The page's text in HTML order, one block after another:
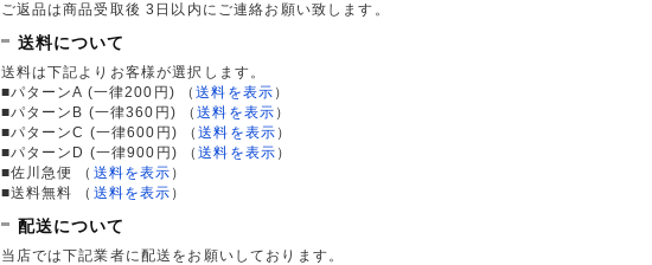
ご返品は商品受取後 3日以内にご連絡お願い致します。
送料について
送料は下記よりお客様が選択します。
■パターンA (一律200円)
（送料を表示 ）
■パターンB (一律360円)
（送料を表示 ）
■パターンC (一律600円)
（送料を表示 ）
■パターンD (一律900円)
（送料を表示 ）
■佐川急便
（ 送料を表示 ）
■送料無料
（ 送料を表示 ）
配送について
当店では下記業者に配送をお願いしております。